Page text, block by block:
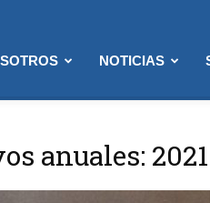
NOTICIAS
anuales: 2021